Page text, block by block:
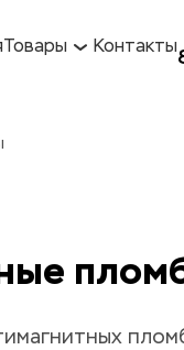
Товары Контакты